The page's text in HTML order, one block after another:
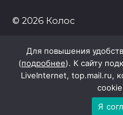
© 2026 Колос
Для повышения
(подробнее). К сайту
LiveInternet, top.mail.ru,
Я